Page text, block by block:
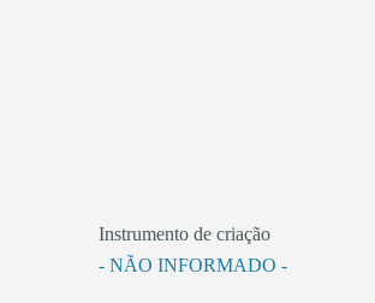
Instrumento de criação
- NÃO INFORMADO -